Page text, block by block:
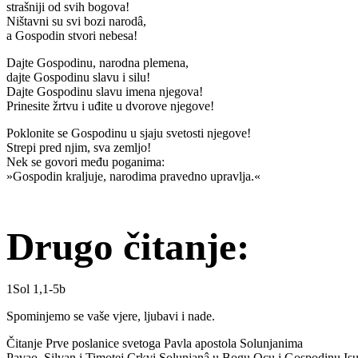
strašniji od svih bogova!
Ništavni su svi bozi narodâ,
a Gospodin stvori nebesa!
Dajte Gospodinu, narodna plemena,
dajte Gospodinu slavu i silu!
Dajte Gospodinu slavu imena njegova!
Prinesite žrtvu i uđite u dvorove njegove!
Poklonite se Gospodinu u sjaju svetosti njegove!
Strepi pred njim, sva zemljo!
Nek se govori među poganima:
»Gospodin kraljuje, narodima pravedno upravlja.«
Drugo čitanje:
1Sol 1,1-5b
Spominjemo se vaše vjere, ljubavi i nade.
Čitanje Prve poslanice svetoga Pavla apostola Solunjanima